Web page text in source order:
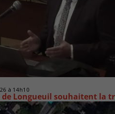
à 14h10
de Longueuil souhaitent la